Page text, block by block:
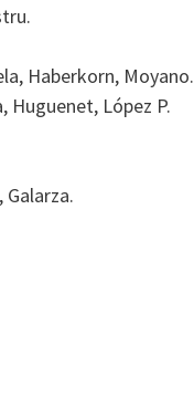
Haberkorn, Moyano.
Huguenet, López P.
Galarza.